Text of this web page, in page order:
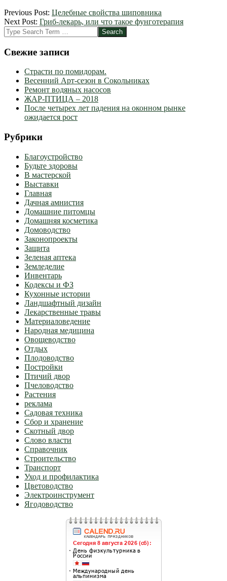
2012-
09-
04
Previous Post: Целебные свойства шиповника
Next Post: Гриб-лекарь, или что такое фунготерапия
Search
Свежие записи
Страсти по помидорам.
Весенний Арт-сезон в Сокольниках
Ремонт водяных насосов
ЖАР-ПТИЦА – 2018
После четырех лет падения на оконном рынке
ожидается рост
Рубрики
Благоустройство
Будьте здоровы
В мастерской
Выставки
Главная
Дачная амнистия
Домашние питомцы
Домашняя косметика
Домоводство
Законопроекты
Защита
Зеленая аптека
Земледелие
Инвентарь
Кодексы и ФЗ
Кухонные истории
Ландшафтный дизайн
Лекарственные травы
Материаловедение
Народная медицина
Овощеводство
Отдых
Плодоводство
Постройки
Птичий двор
Пчеловодство
Растения
реклама
Садовая техника
Сбор и хранение
Скотный двор
Слово власти
Справочник
Строительство
Транспорт
Уход и профилактика
Цветоводство
Электроинструмент
Ягодоводство